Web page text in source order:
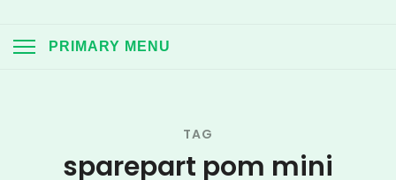
PRIMARY MENU
TAG
sparepart pom mini